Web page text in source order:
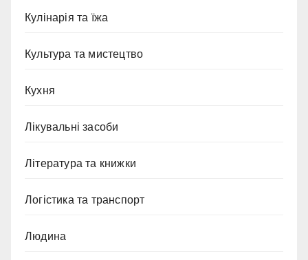
Кулінарія та їжа
Культура та мистецтво
Кухня
Лікувальні засоби
Література та книжки
Логістика та транспорт
Людина